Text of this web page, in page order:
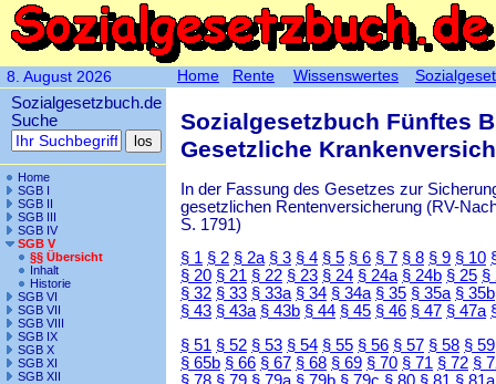
8. August 2026
Sozialgesetzbuch.de
Suche
Home
SGB I
SGB II
SGB III
SGB IV
SGB V
§§ Übersicht
Inhalt
Historie
SGB VI
SGB VII
SGB VIII
SGB IX
SGB X
SGB XI
SGB XII
Sozialgesetzbuch Fünftes
Gesetzliche
In der Fassung des Gesetzes zur
gesetzlichen Rentenversicherung (RV-
S. 1791)
§ 1 § 2 § 2a § 3 § 4 § 5 § 6 § 7 § 8 § 9 § 10
§ 20 § 21 § 22 § 23 § 24 § 24a § 24b § 25 §
§ 32 § 33 § 33a § 34 § 34a § 35 § 35a § 35b
§ 43 § 43a § 43b § 44 § 45 § 46 § 47 § 47a
§ 51 § 52 § 53 § 54 § 55 § 56 § 57 § 58 § 59
§ 65b § 66 § 67 § 68 § 69 § 70 § 71 § 72 §
Home Rente Wissenswertes